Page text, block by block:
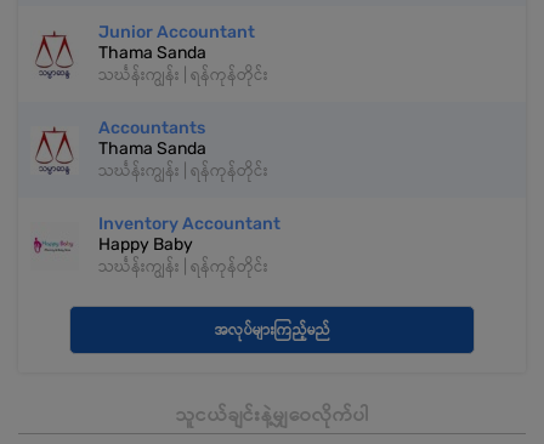
Junior Accountant
Thama Sanda
သင်္ဃန်းကျွန်း | ရန်ကုန်တိုင်း
Accountants
Thama Sanda
သင်္ဃန်းကျွန်း | ရန်ကုန်တိုင်း
Inventory Accountant
Happy Baby
သင်္ဃန်းကျွန်း | ရန်ကုန်တိုင်း
အလုပ်များကြည့်မည်
သူငယ်ချင်းနဲ့မျှဝေလိုက်ပါ